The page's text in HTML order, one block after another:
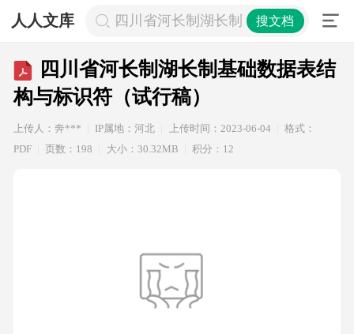
人人文库 四川省河长制湖长制基础数据表结构
搜文档
四川省河长制湖长制基础数据表结
构与标识符（试行稿）
上传人：奔*** IP属地：河北 上传时间：2023-06-04
格式：
PDF
页数：198 大小：30.32MB 积分：12